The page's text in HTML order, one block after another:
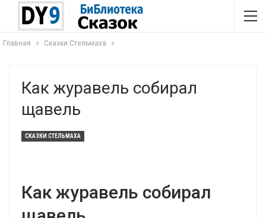
Главная Сказки Стельмаха
Как журавель собирал
щавель
СКАЗКИ СТЕЛЬМАХА
Как журавель собирал